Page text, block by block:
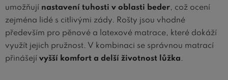
umožňují nastavení tuhosti v oblasti beder, což ocení
zejména lidé s citlivými zády. Rošty jsou vhodné
především pro pěnové a latexové matrace, které dokáží
využít jejich pružnost. V kombinaci se správnou matrací
přinášejí vyšší komfort a delší životnost lůžka.